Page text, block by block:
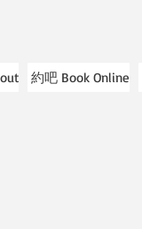
約吧 Book Online